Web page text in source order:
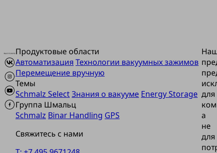
Продуктовые области
Автоматизация Технологии вакуумных зажимов
Перемещение вручную
Темы
Schmalz SelectЗнания о вакууме Energy Storage
Группа Шмальц
Schmalz Binar Handling GPS
Свяжитесь с нами
для
а
не
для